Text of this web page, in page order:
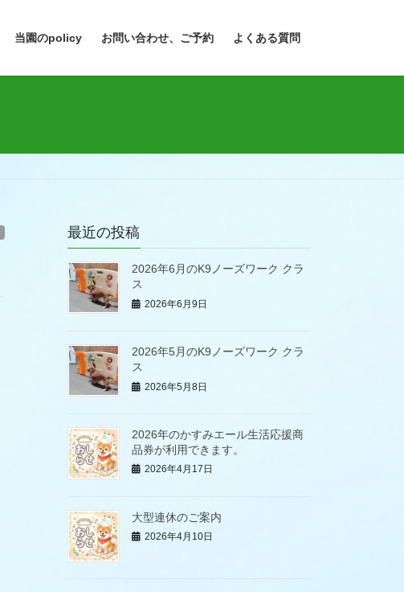
当園のpolicy お問い合わせ、ご予約 よくある質問
最近の投稿
2026年6月のK9ノーズワーク クラ
ス
2026年6月9日
2026年5月のK9ノーズワーク クラ
ス
2026年5月8日
2026年のかすみエール生活応援商
品券が利用できます。
2026年4月17日
大型連休のご案内
2026年4月10日